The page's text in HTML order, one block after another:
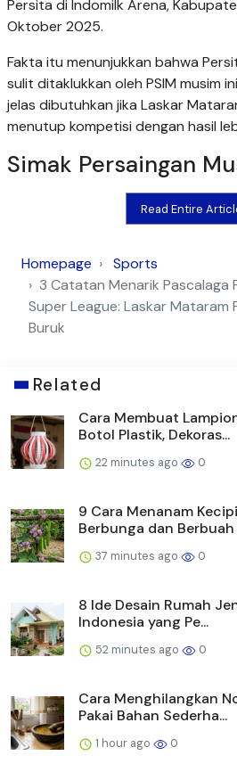
Persita di Indomilk Arena,
Oktober 2025.
Fakta itu menunjukkan bahwa
sulit ditaklukkan oleh PSIM musim
jelas dibutuhkan jika Laskar
menutup kompetisi dengan hasil
Simak Persaingan
Read Entire
Homepage
Sports
3 Catatan Menarik Pascalaga
Super League: Laskar Mataram
Buruk
Related
Cara Membuat
Botol Plastik, Dekoras...
22 minutes ago 0
9 Cara Menanam
Berbunga dan
37 minutes ago 0
8 Ide Desain Rumah
Indonesia yang Pe...
52 minutes ago 0
Cara Menghilangkan
Pakai Bahan Sederha...
1 hour ago 0